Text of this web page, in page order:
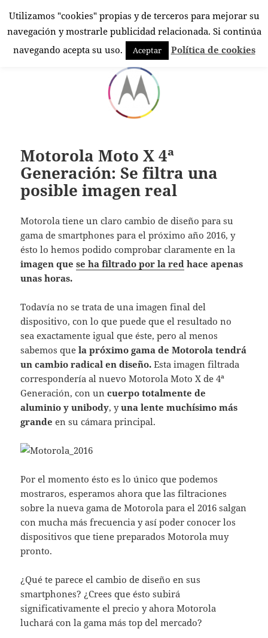
El Rincón Androide
MENÚ
Y
Motorola Moto X 4ª
Generación: Se filtra una
posible imagen real
Motorola tiene un claro cambio de diseño para su
gama de smartphones para el próximo año 2016, y
ésto lo hemos podido comprobar claramente en la
imagen quese ha filtrado por la red hace apenas
unas horas.
Todavía no se trata de una imagen final del
dispositivo, con lo que puede que el resultado no
sea exactamente igual que éste, pero al menos
sabemos quela próximo gama de Motorola tendrá
un cambio radical en diseño. Esta imagen filtrada
correspondería al nuevo Motorola Moto X de 4ª
Generación, con uncuerpo totalmente de
aluminio y unibody, yuna lente muchísimo más
grande en su cámara principal.
Por el momento ésto es lo único que podemos
mostraros, esperamos ahora que las filtraciones
sobre la nueva gama de Motorola para el 2016 salgan
con mucha más frecuencia y así poder conocer los
dispositivos que tiene preparados Motorola muy
pronto.
¿Qué te parece el cambio de diseño en sus
smartphones? ¿Crees que ésto subirá
significativamente el precio y ahora Motorola
luchará con la gama más top del mercado?
Utilizamos "cookies" propias y de terceros para mejorar su
navegación y mostrarle publicidad relacionada. Si continúa
navegando acepta su uso.
Aceptar Política de cookies